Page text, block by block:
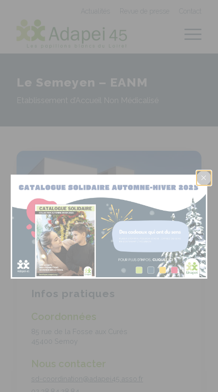
Le Semeyen – EANM
Etablissement d’Accueil Non Médicalisé
Infos pratiques
Coordonnées
85 rue de la Fosse aux Curés
45400 Semoy
Nous contacter
sd-coordination@adapei45.asso.fr